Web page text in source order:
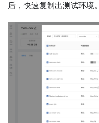
后，快速复制出测试环境。